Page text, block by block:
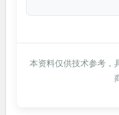
本资料仅供技术参考，